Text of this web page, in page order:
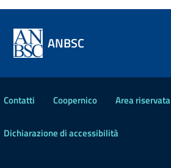
ANBSC
Contatti Coopernico Area riservata
Dichiarazione di accessibilità